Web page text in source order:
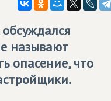
называют
опасение, что